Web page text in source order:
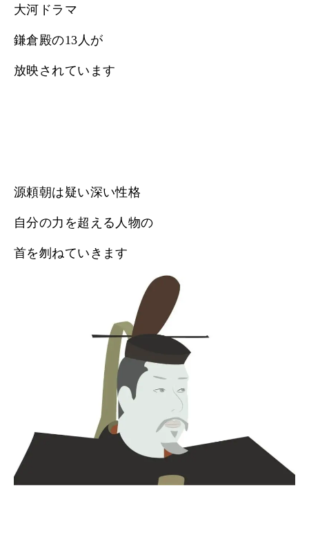
大河ドラマ
鎌倉殿の13人が
放映されています
源頼朝は疑い深い性格
自分の力を超える人物の
首を刎ねていきます